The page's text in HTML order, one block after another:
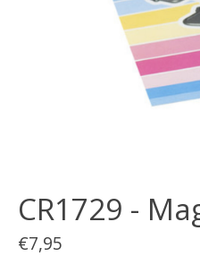
CR1729 -
€7,95